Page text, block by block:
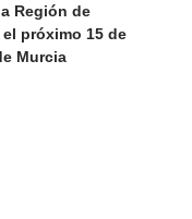
Región de
próximo 15 de
Murcia